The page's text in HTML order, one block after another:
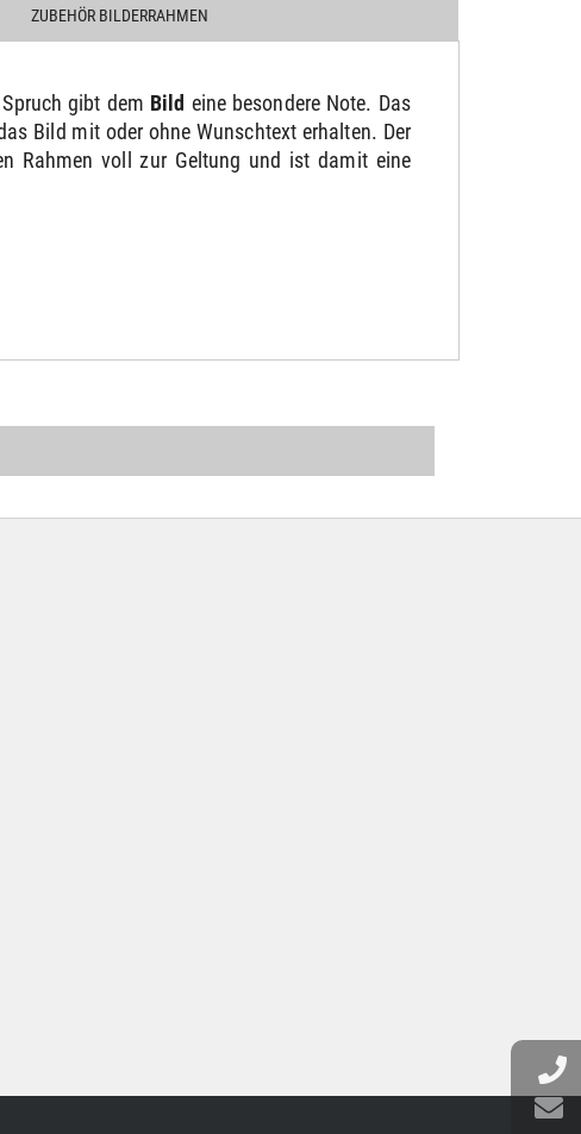
ZUBEHÖR BILDERRAHMEN
gibt dem Bild eine besondere Note. Das
Bild mit oder ohne Wunschtext erhalten. Der
Rahmen voll zur Geltung und ist damit eine